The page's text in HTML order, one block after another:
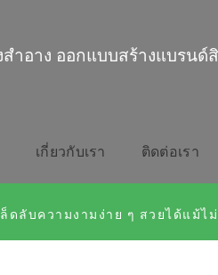
ำอาง ออกแบบสร้างแบรนด์
เกี่ยวกับเรา ติดต่อเรา
ล็ดลับความงามง่าย ๆ สวยได้แม้ไ